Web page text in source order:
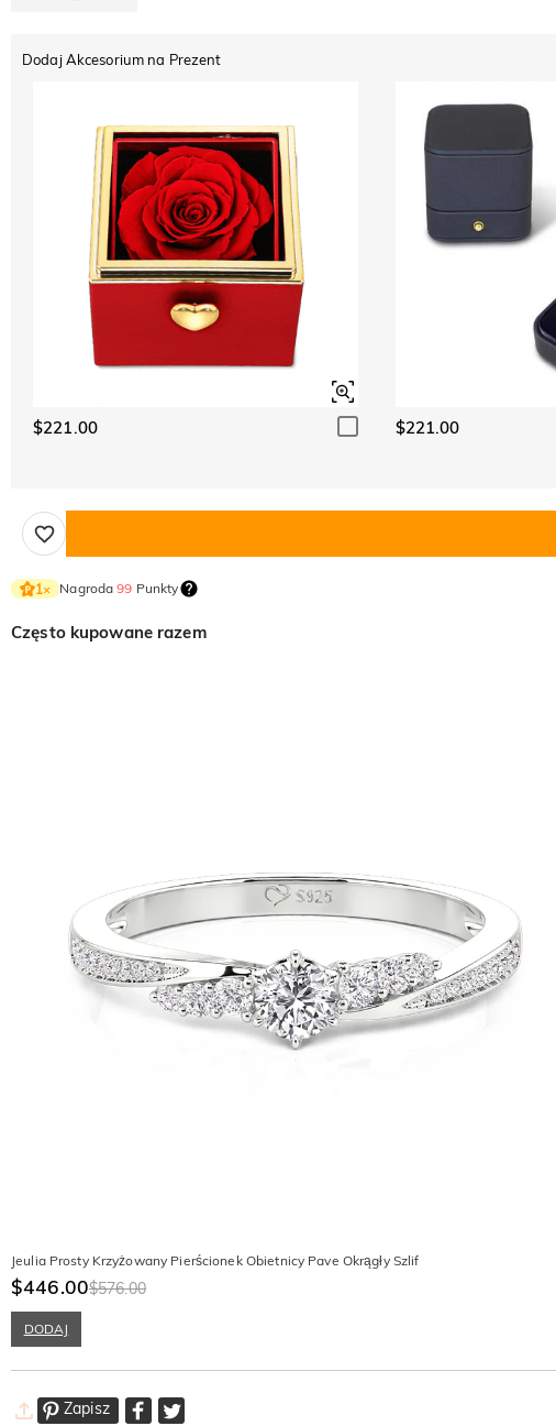
Dodaj Akcesorium na Prezent
$221.00 $221.00
1× Nagroda99 Punkty
Często kupowane razem
Jeulia Prosty Krzyżowany Pierścionek Obietnicy Pave Okrągły Szlif
$446.00$576.00
DODAJ
Zapisz